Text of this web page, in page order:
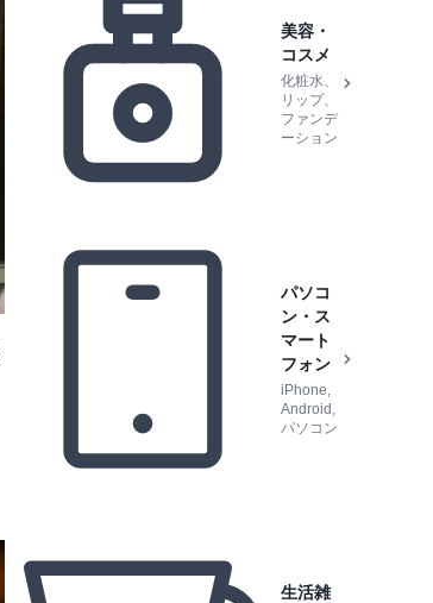
美容・
コスメ
化粧水、
リップ、
ファンデ
ーション
パソコ
ン・ス
マート
フォン
iPhone,
Android,
パソコン
生活雑